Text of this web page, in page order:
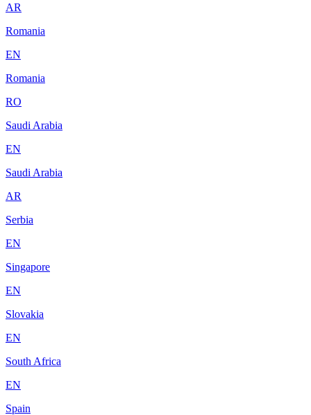
AR
Romania
EN
Romania
RO
Saudi Arabia
EN
Saudi Arabia
AR
Serbia
EN
Singapore
EN
Slovakia
EN
South Africa
EN
Spain